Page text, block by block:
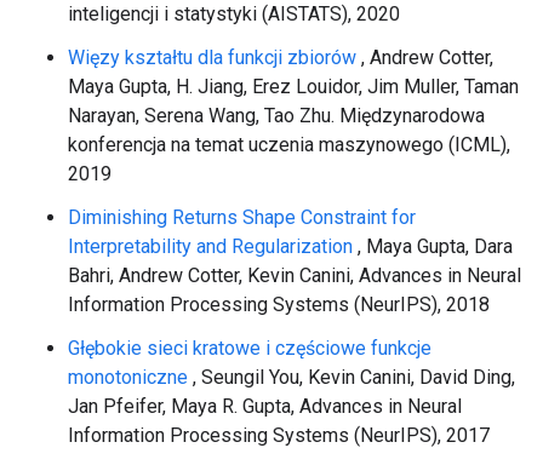
inteligencji i statystyki (AISTATS), 2020
Więzy kształtu dla funkcji zbiorów , Andrew Cotter,
Maya Gupta, H. Jiang, Erez Louidor, Jim Muller, Taman
Narayan, Serena Wang, Tao Zhu. Międzynarodowa
konferencja na temat uczenia maszynowego (ICML),
2019
Diminishing Returns Shape Constraint for
Interpretability and Regularization , Maya Gupta, Dara
Bahri, Andrew Cotter, Kevin Canini, Advances in Neural
Information Processing Systems (NeurIPS), 2018
Głębokie sieci kratowe i częściowe funkcje
monotoniczne , Seungil You, Kevin Canini, David Ding,
Jan Pfeifer, Maya R. Gupta, Advances in Neural
Information Processing Systems (NeurIPS), 2017